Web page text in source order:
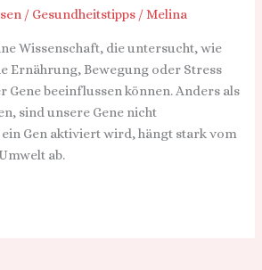
/ Gesundheitstipps /Melina
Wissenschaft, die untersucht, wie
Ernährung, Bewegung oder Stress
Gene beeinflussen können. Anders als
sind unsere Gene nicht
Gen aktiviert wird, hängt stark vom
ab.